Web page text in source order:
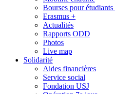
Bourses pour
Erasmus +
Actualités
Rapports ODD
Photos
Live map
Solidarité
Aides financières
Service social
Fondation USJ